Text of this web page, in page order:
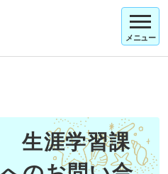
メニュー
生涯学習課